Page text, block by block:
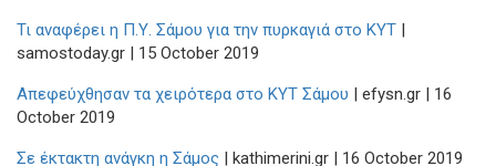
Τι αναφέρει η Π.Υ. Σάμου για την πυρκαγιά στο ΚΥΤ |
samostoday.gr | 15 October 2019
Απεφεύχθησαν τα χειρότερα στο ΚΥΤ Σάμου | efysn.gr | 16
October 2019
Σε έκτακτη ανάγκη η Σάμος | kathimerini.gr | 16 October 2019